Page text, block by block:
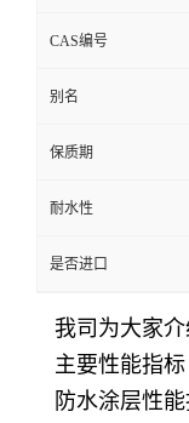
CAS编号
别名
保质期
耐水性
是否进口
我司为大家
主要性能指标
防水涂层性